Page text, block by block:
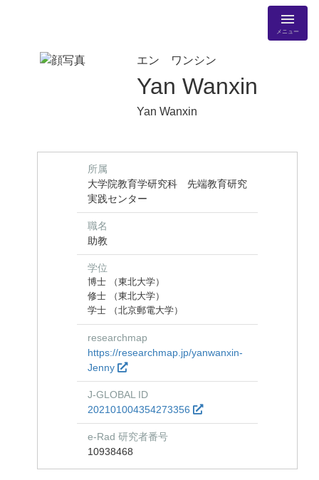
メニュー
エン ワンシン
Yan Wanxin
Yan Wanxin
所属
大学院教育学研究科 先端教育研究
実践センター
職名
助教
学位
博士 （東北大学）
修士 （東北大学）
学士 （北京郵電大学）
researchmap
https://researchmap.jp/yanwanxin-
Jenny
J-GLOBAL ID
202101004354273356
e-Rad 研究者番号
10938468